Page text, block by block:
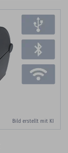
Bild erstellt mit KI